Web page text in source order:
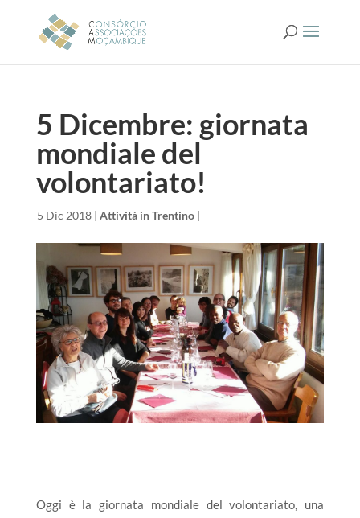
5 Dicembre: giornata
mondiale del
volontariato!
5 Dic 2018| Attività in Trentino|
Oggi è la giornata mondiale del volontariato, una